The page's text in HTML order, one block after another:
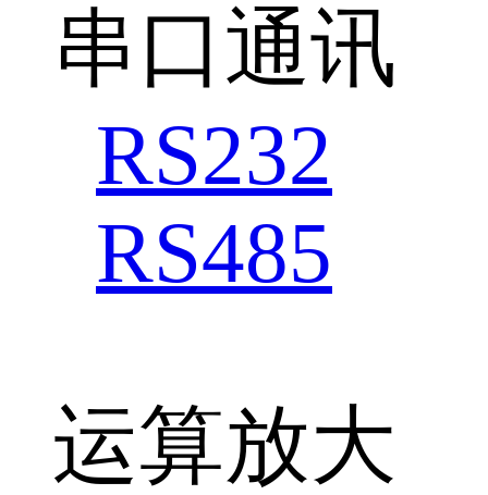
串口通讯
RS232
RS485
运算放大